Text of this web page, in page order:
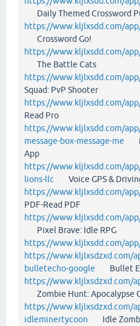
Daily Themed Crossword
https://www.kljlxsdd.com/
Crossword Go!
https://www.kljlxsdd.com/
The Battle Cats
https://www.kljlxsdd.com/
Squad: PvP Shooter
https://www.kljlxsdd.com/
Read Pro
https://www.kljlxsdd.com/
message-box-message-me
App
https://www.kljlxsdd.com/
lions-llc Voice GPS &
https://www.kljlxsdd.com/
PDF-Read PDF
https://www.kljlxsdd.com/
Pixel Brave: Idle RPG
https://www.kljlxsdd.com/
https://www.kljlxsdzxd.com/
bulletecho-google Bullet
https://www.kljlxsdzxd.com/
Zombie Hunt:
https://www.kljlxsdzxd.com/
idleminertycoon Idle